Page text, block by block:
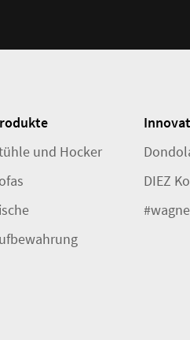
und Hocker
DIEZ